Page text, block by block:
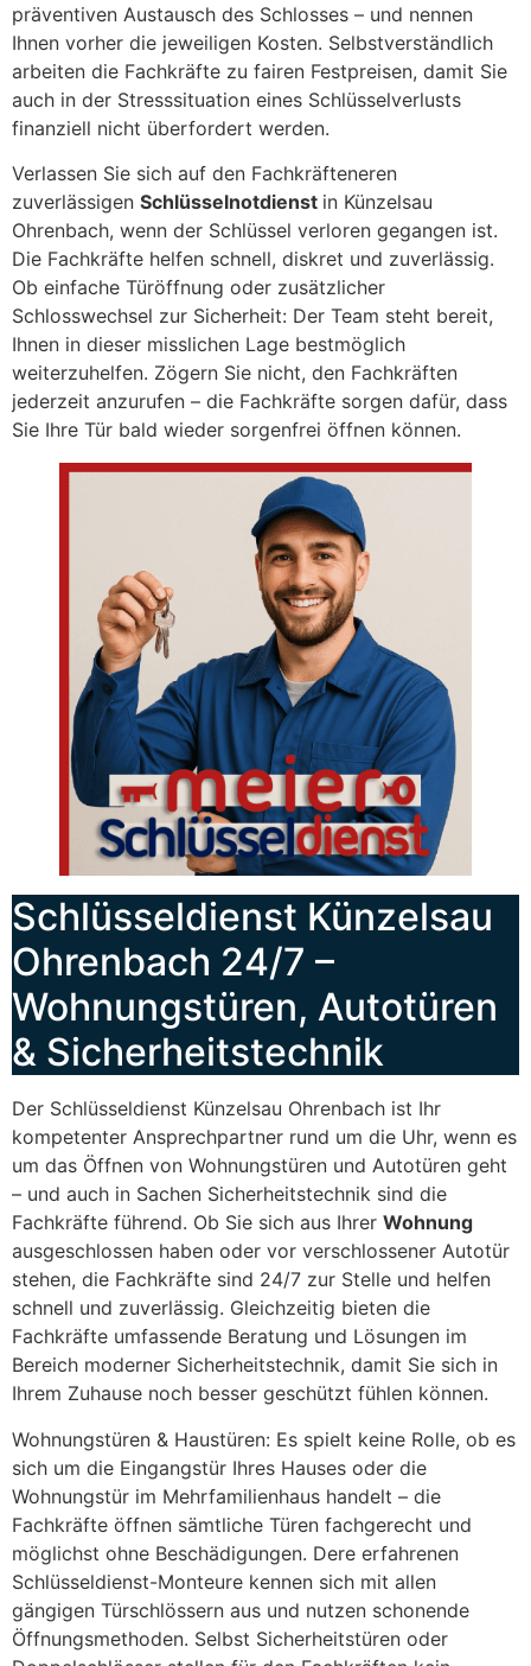
präventiven Austausch des Schlosses – und nennen
Ihnen vorher die jeweiligen Kosten. Selbstverständlich
arbeiten die Fachkräfte zu fairen Festpreisen, damit Sie
auch in der Stresssituation eines Schlüsselverlusts
finanziell nicht überfordert werden.
Verlassen Sie sich auf den Fachkräfteneren
zuverlässigen Schlüsselnotdienst in Künzelsau
Ohrenbach, wenn der Schlüssel verloren gegangen ist.
Die Fachkräfte helfen schnell, diskret und zuverlässig.
Ob einfache Türöffnung oder zusätzlicher
Schlosswechsel zur Sicherheit: Der Team steht bereit,
Ihnen in dieser misslichen Lage bestmöglich
weiterzuhelfen. Zögern Sie nicht, den Fachkräften
jederzeit anzurufen – die Fachkräfte sorgen dafür, dass
Sie Ihre Tür bald wieder sorgenfrei öffnen können.
Schlüsseldienst Künzelsau
Ohrenbach 24/7 –
Wohnungstüren, Autotüren
& Sicherheitstechnik
Der Schlüsseldienst Künzelsau Ohrenbach ist Ihr
kompetenter Ansprechpartner rund um die Uhr, wenn es
um das Öffnen von Wohnungstüren und Autotüren geht
– und auch in Sachen Sicherheitstechnik sind die
Fachkräfte führend. Ob Sie sich aus Ihrer Wohnung
ausgeschlossen haben oder vor verschlossener Autotür
stehen, die Fachkräfte sind 24/7 zur Stelle und helfen
schnell und zuverlässig. Gleichzeitig bieten die
Fachkräfte umfassende Beratung und Lösungen im
Bereich moderner Sicherheitstechnik, damit Sie sich in
Ihrem Zuhause noch besser geschützt fühlen können.
Wohnungstüren & Haustüren: Es spielt keine Rolle, ob es
sich um die Eingangstür Ihres Hauses oder die
Wohnungstür im Mehrfamilienhaus handelt – die
Fachkräfte öffnen sämtliche Türen fachgerecht und
möglichst ohne Beschädigungen. Dere erfahrenen
Schlüsseldienst-Monteure kennen sich mit allen
gängigen Türschlössern aus und nutzen schonende
Öffnungsmethoden. Selbst Sicherheitstüren oder